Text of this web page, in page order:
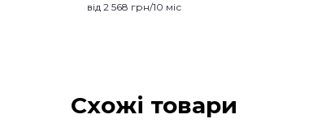
від 2 568 грн/10 міс
Схожі товари